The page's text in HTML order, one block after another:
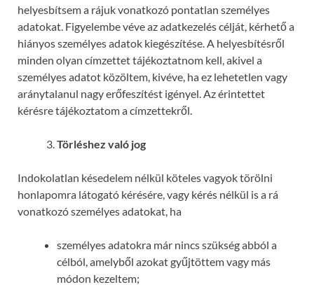
helyesbítsem a rájuk vonatkozó pontatlan személyes
adatokat. Figyelembe véve az adatkezelés célját, kérhető a
hiányos személyes adatok kiegészítése. A helyesbítésről
minden olyan címzettet tájékoztatnom kell, akivel a
személyes adatot közöltem, kivéve, ha ez lehetetlen vagy
aránytalanul nagy erőfeszítést igényel. Az érintettet
kérésre tájékoztatom a címzettekről.
Törléshez való jog
Indokolatlan késedelem nélkül köteles vagyok törölni
honlapomra látogató kérésére, vagy kérés nélkül is a rá
vonatkozó személyes adatokat, ha
személyes adatokra már nincs szükség abból a
célból, amelyből azokat gyűjtöttem vagy más
módon kezeltem;